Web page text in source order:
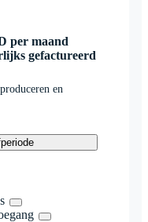
per maand
gefactureerd
en